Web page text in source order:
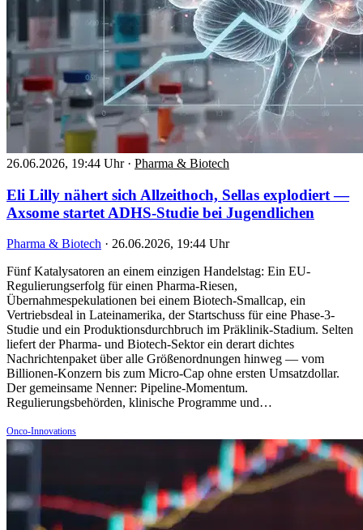
26.06.2026, 19:44 Uhr · Pharma & Biotech
Eli Lilly nähert sich Allzeithoch, Sellas explodiert —
Axsome startet ADHS-Studie bei Jugendlichen
Pharma & Biotech · 26.06.2026, 19:44 Uhr
Fünf Katalysatoren an einem einzigen Handelstag: Ein EU-
Regulierungserfolg für einen Pharma-Riesen,
Übernahmespekulationen bei einem Biotech-Smallcap, ein
Vertriebsdeal in Lateinamerika, der Startschuss für eine Phase-3-
Studie und ein Produktionsdurchbruch im Präklinik-Stadium. Selten
liefert der Pharma- und Biotech-Sektor ein derart dichtes
Nachrichtenpaket über alle Größenordnungen hinweg — vom
Billionen-Konzern bis zum Micro-Cap ohne ersten Umsatzdollar.
Der gemeinsame Nenner: Pipeline-Momentum.
Regulierungsbehörden, klinische Programme und…
Onco-Innovations